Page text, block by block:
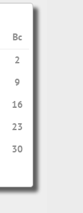
Вс
2
9
16
23
30